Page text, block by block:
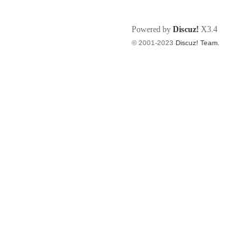
Powered by Discuz! X3.4
© 2001-2023 Discuz! Team